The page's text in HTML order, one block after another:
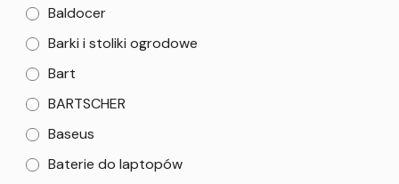
Baldocer
Barki i stoliki ogrodowe
Bart
BARTSCHER
Baseus
Baterie do laptopów